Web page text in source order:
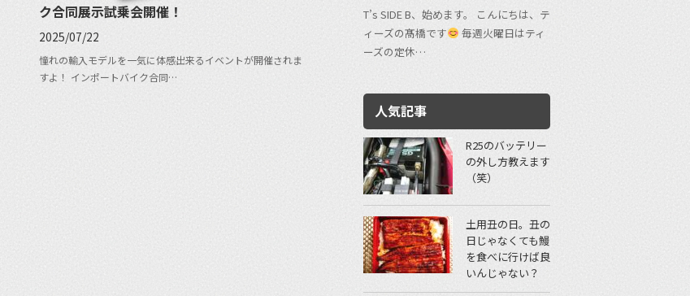
ク合同展示試乗会開催！
2025/07/22
憧れの輸入モデルを一気に体感出来るイベントが開催されま
すよ！ インポートバイク合同…
T’s SIDE B、始めます。 こんにちは、テ
ィーズの髙橋です
毎週火曜日はティ
ーズの定休…
人気記事
R25のバッテリー
の外し方教えます
（笑）
土用丑の日。丑の
日じゃなくても鰻
を食べに行けば良
いんじゃない？